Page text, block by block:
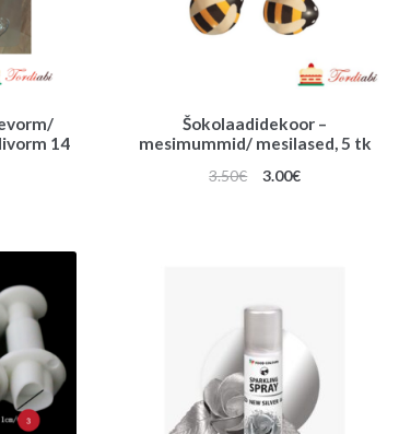
14
Šokolaadidekoor –
mesimummid/ mesilased, 5 tk
3.50€
Algne
3.00€Praegune